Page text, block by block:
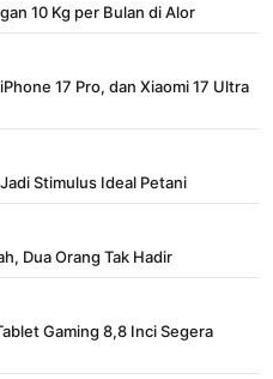
10 Kg per Bulan di Alor
17 Pro, dan Xiaomi 17 Ultra
Stimulus Ideal Petani
Dua Orang Tak Hadir
Gaming 8,8 Inci Segera